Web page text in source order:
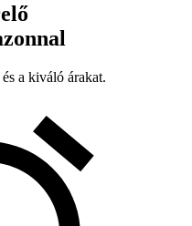
a kiváló árakat.